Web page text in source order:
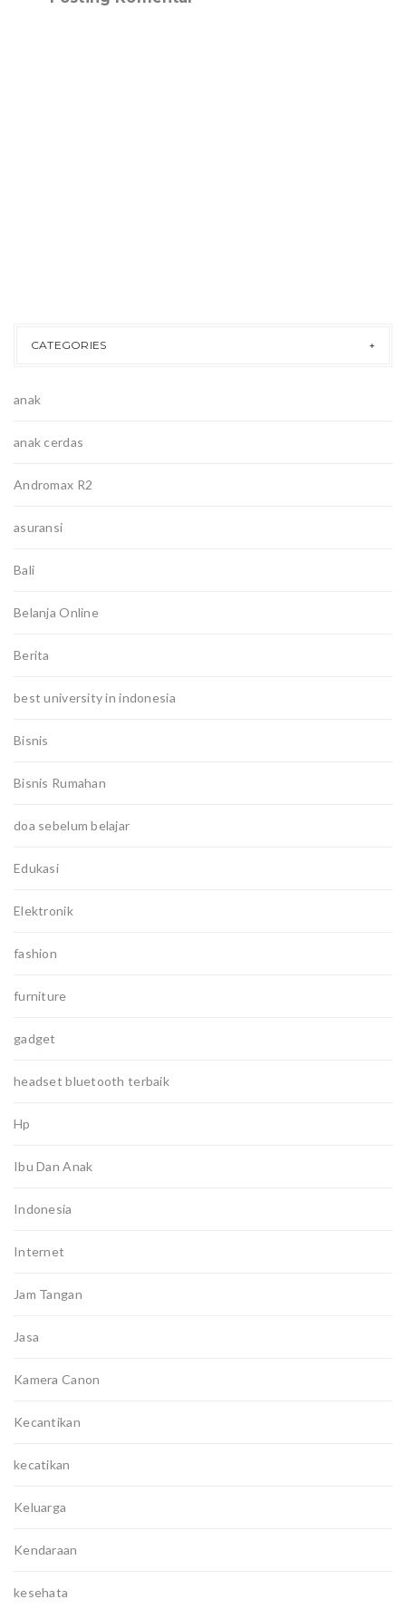
CATEGORIES
anak
anak cerdas
Andromax R2
asuransi
Bali
Belanja Online
Berita
best university in indonesia
Bisnis
Bisnis Rumahan
doa sebelum belajar
Edukasi
Elektronik
fashion
furniture
gadget
headset bluetooth terbaik
Hp
Ibu Dan Anak
Indonesia
Internet
Jam Tangan
Jasa
Kamera Canon
Kecantikan
kecatikan
Keluarga
Kendaraan
kesehata